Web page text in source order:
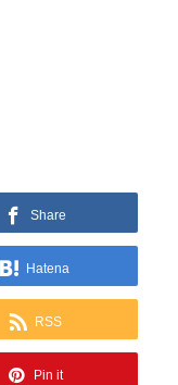
Share
Hatena
RSS
Pin it